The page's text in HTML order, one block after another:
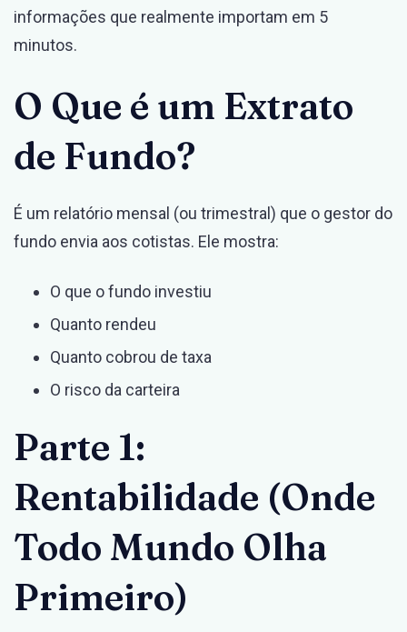
informações que realmente importam em 5
minutos.
O Que é um Extrato
de Fundo?
É um relatório mensal (ou trimestral) que o gestor do
fundo envia aos cotistas. Ele mostra:
O que o fundo investiu
Quanto rendeu
Quanto cobrou de taxa
O risco da carteira
Parte 1:
Rentabilidade (Onde
Todo Mundo Olha
Primeiro)